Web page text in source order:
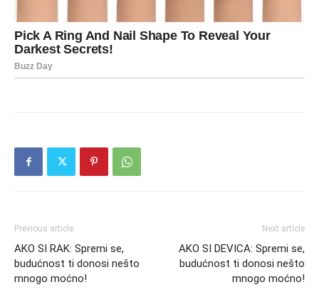
Previous article
AKO SI RAK: Spremi se,
budućnost ti donosi nešto
mnogo moćno!
Next article
AKO SI DEVICA: Spremi se,
budućnost ti donosi nešto
mnogo moćno!